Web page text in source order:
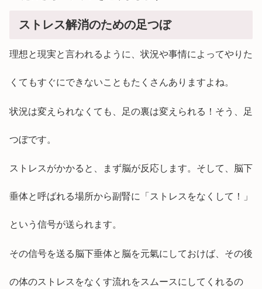
ストレス解消のための足つぼ
理想と現実と言われるように、状況や事情によってやりた
くてもすぐにできないこともたくさんありますよね。
状況は変えられなくても、足の裏は変えられる！そう、足
つぼです。
ストレスがかかると、まず脳が反応します。そして、脳下
垂体と呼ばれる場所から副腎に「ストレスをなくして！」
という信号が送られます。
その信号を送る脳下垂体と脳を元氣にしておけば、その後
の体のストレスをなくす流れをスムースにしてくれるの